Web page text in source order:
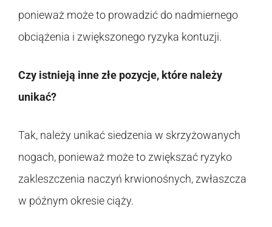
ponieważ może to prowadzić do nadmiernego
obciążenia i zwiększonego ryzyka kontuzji.
Czy istnieją inne złe pozycje, które należy
unikać?
Tak, należy unikać siedzenia w skrzyżowanych
nogach, ponieważ może to zwiększać ryzyko
zakleszczenia naczyń krwionośnych, zwłaszcza
w późnym okresie ciąży.